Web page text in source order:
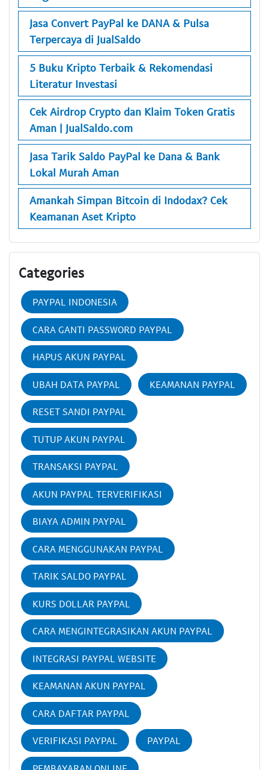
Jasa Convert PayPal ke DANA & Pulsa
Terpercaya di JualSaldo
5 Buku Kripto Terbaik & Rekomendasi
Literatur Investasi
Cek Airdrop Crypto dan Klaim Token Gratis
Aman | JualSaldo.com
Jasa Tarik Saldo PayPal ke Dana & Bank
Lokal Murah Aman
Amankah Simpan Bitcoin di Indodax? Cek
Keamanan Aset Kripto
Categories
PAYPAL INDONESIA
CARA GANTI PASSWORD PAYPAL
HAPUS AKUN PAYPAL
UBAH DATA PAYPAL KEAMANAN PAYPAL
RESET SANDI PAYPAL
TUTUP AKUN PAYPAL
TRANSAKSI PAYPAL
AKUN PAYPAL TERVERIFIKASI
BIAYA ADMIN PAYPAL
CARA MENGGUNAKAN PAYPAL
TARIK SALDO PAYPAL
KURS DOLLAR PAYPAL
CARA MENGINTEGRASIKAN AKUN PAYPAL
INTEGRASI PAYPAL WEBSITE
KEAMANAN AKUN PAYPAL
CARA DAFTAR PAYPAL
VERIFIKASI PAYPAL PAYPAL